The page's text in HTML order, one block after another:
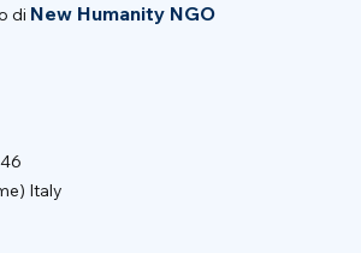
di New Humanity NGO
Italy